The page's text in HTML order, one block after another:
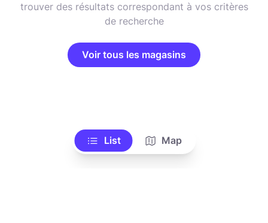
trouver des résultats correspondant à vos critères
de recherche
Voir tous les magasins
List Map